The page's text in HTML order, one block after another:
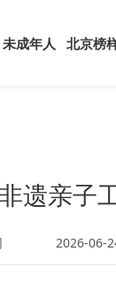
未成年人 北京榜
遗亲子
2026-06-